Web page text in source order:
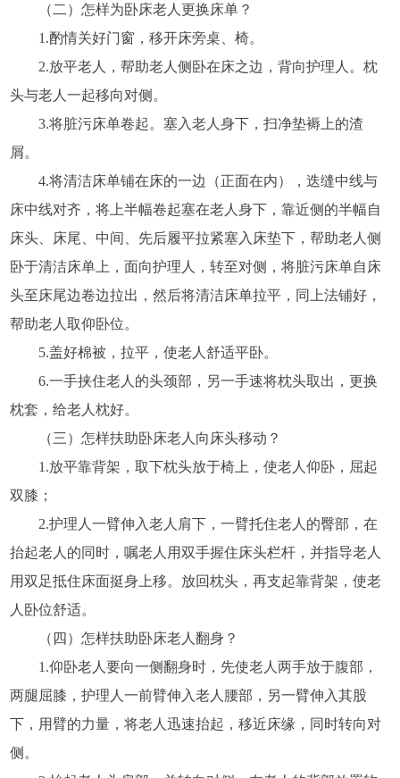
（二）怎样为卧床老人更换床单？
1.酌情关好门窗，移开床旁桌、椅。
2.放平老人，帮助老人侧卧在床之边，背向护理人。枕
头与老人一起移向对侧。
3.将脏污床单卷起。塞入老人身下，扫净垫褥上的渣
屑。
4.将清洁床单铺在床的一边（正面在内），迭缝中线与
床中线对齐，将上半幅卷起塞在老人身下，靠近侧的半幅自
床头、床尾、中间、先后履平拉紧塞入床垫下，帮助老人侧
卧于清洁床单上，面向护理人，转至对侧，将脏污床单自床
头至床尾边卷边拉出，然后将清洁床单拉平，同上法铺好，
帮助老人取仰卧位。
5.盖好棉被，拉平，使老人舒适平卧。
6.一手挟住老人的头颈部，另一手速将枕头取出，更换
枕套，给老人枕好。
（三）怎样扶助卧床老人向床头移动？
1.放平靠背架，取下枕头放于椅上，使老人仰卧，屈起
双膝；
2.护理人一臂伸入老人肩下，一臂托住老人的臀部，在
抬起老人的同时，嘱老人用双手握住床头栏杆，并指导老人
用双足抵住床面挺身上移。放回枕头，再支起靠背架，使老
人卧位舒适。
（四）怎样扶助卧床老人翻身？
1.仰卧老人要向一侧翻身时，先使老人两手放于腹部，
两腿屈膝，护理人一前臂伸入老人腰部，另一臂伸入其股
下，用臂的力量，将老人迅速抬起，移近床缘，同时转向对
侧。